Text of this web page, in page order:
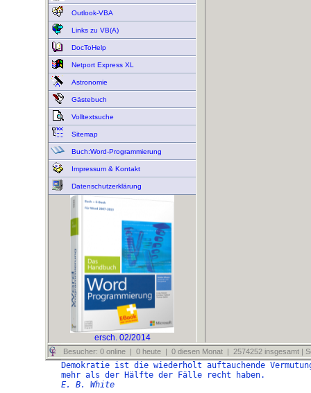
Outlook-VBA
Links zu VB(A)
DocToHelp
Netport Express XL
Astronomie
Gästebuch
Volltextsuche
Sitemap
Buch:Word-Programmierung
Impressum & Kontakt
Datenschutzerklärung
ersch. 02/2014
Besucher: 0 online | 0 heute | 0 diesen Monat | 2574252 insgesamt |
Demokratie ist die wiederholt auftauchende
mehr als der Hälfte der Fälle recht haben.
E. B. White